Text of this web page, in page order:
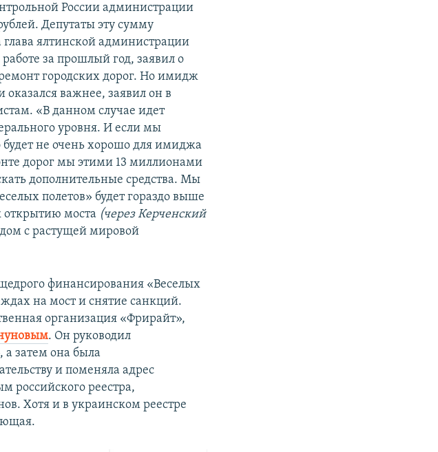
России администрации
Депутаты эту сумму
ялтинской администрации
работе за прошлый год, заявил о
городских дорог. Но имидж
важнее, заявил он в
«В данном случае идет
уровня. И если мы
не очень хорошо для имиджа
дорог мы этими 13 миллионами
дополнительные средства. Мы
полетов» будет гораздо выше
моста (через Керченский
с растущей мировой
финансирования «Веселых
на мост и снятие санкций.
организация «Фрирайт»,
. Он руководил
затем она была
и поменяла адрес
российского реестра,
Хотя и в украинском реестре